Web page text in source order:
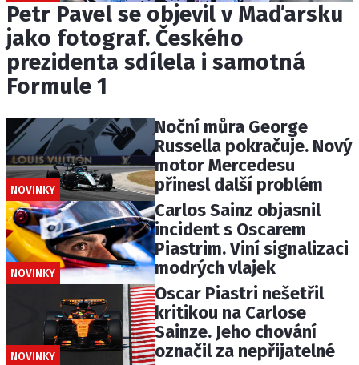
Petr Pavel se objevil v Maďarsku
jako fotograf. Českého
prezidenta sdílela i samotná
Formule 1
NOVINKY
Noční můra George
Russella pokračuje. Nový
motor Mercedesu
přinesl další problém
NOVINKY
Carlos Sainz objasnil
incident s Oscarem
Piastrim. Viní signalizaci
modrých vlajek
NOVINKY
Oscar Piastri nešetřil
kritikou na Carlose
Sainze. Jeho chování
označil za nepřijatelné